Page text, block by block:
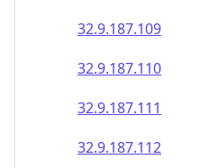
32.9.187.109
32.9.187.110
32.9.187.111
32.9.187.112